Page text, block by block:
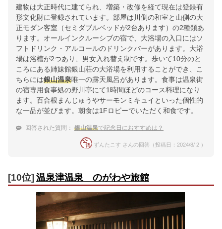
建物は大正時代に建てられ、増築・改修を経て現在は登録有
形文化財に登録されています。部屋は川側の和室と山側の大
正モダン客室（セミダブルベッドが2台あります）の2種類あ
ります。オールインクルーシブの宿で、大浴場の入口にはソ
フトドリンク・アルコールのドリンクバーがあります。大浴
場は浴槽が2つあり、男女入れ替え制です。歩いて10分のと
ころにある姉妹館銀山荘の大浴場を利用することができ、こ
ちらには銀山温泉唯一の露天風呂があります。食事は温泉街
の宿専用食事処の野川亭にて1時間ほどのコース料理になり
ます。百合根まんじゅうやサーモンミキュイといった個性的
な一品が並びます。朝食は1Fロビーでいただく和食です。
回答された質問： 銀山温泉で記念日におすすめは？
ずんたこす さんの回答（投稿日：2024/8/ 2 ）
[10位] 温泉津温泉 のがわや旅館